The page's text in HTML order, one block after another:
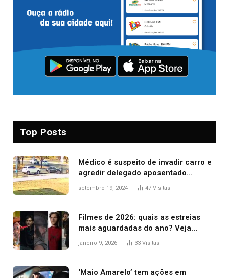
Top Posts
Médico é suspeito de invadir carro e
agredir delegado aposentado
durante confusão no trânsito
setembro 19, 2024 47 Visitas
Filmes de 2026: quais as estreias
mais aguardadas do ano? Veja
principais lançamentos do cinema
janeiro 9, 2026 33 Visitas
‘Maio Amarelo’ tem ações em